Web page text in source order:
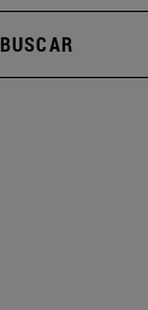
BUSCAR